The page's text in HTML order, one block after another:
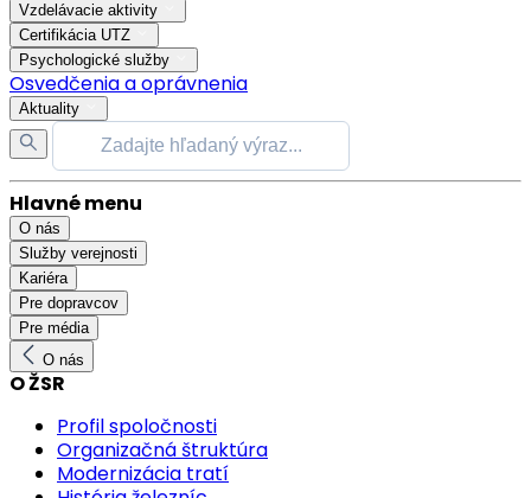
Vzdelávacie aktivity
Certifikácia UTZ
Psychologické služby
Osvedčenia a oprávnenia
Aktuality
Hlavné menu
O nás
Služby verejnosti
Kariéra
Pre dopravcov
Pre média
O nás
O ŽSR
Profil spoločnosti
Organizačná štruktúra
Modernizácia tratí